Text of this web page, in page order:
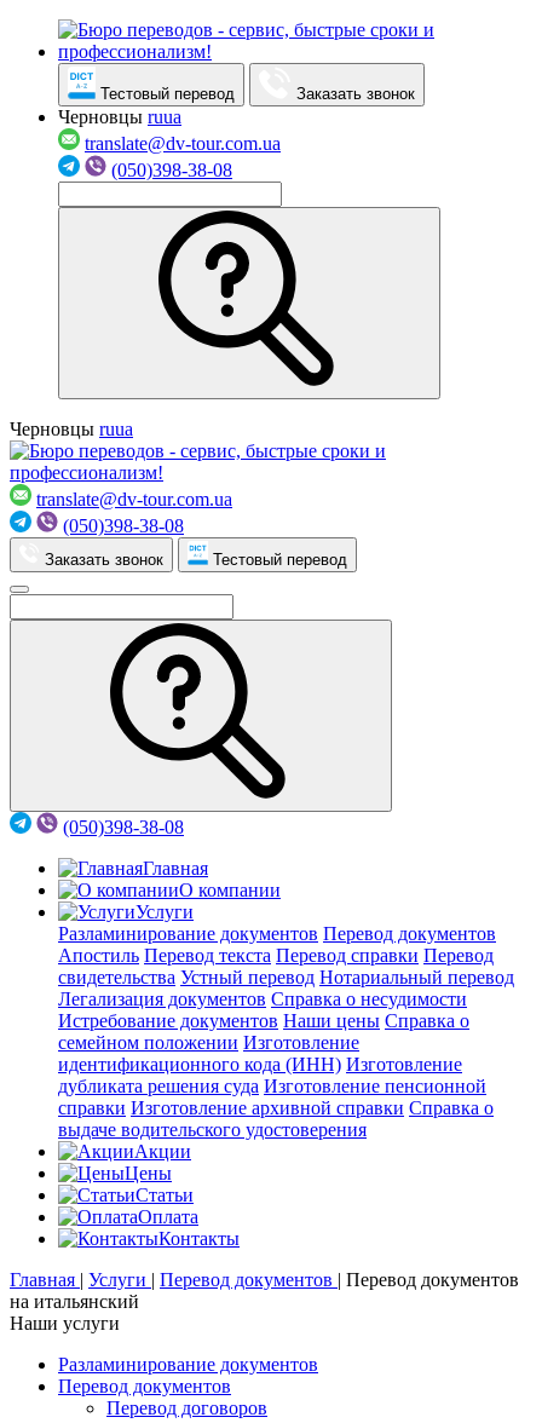
Тестовый перевод Заказать звонок
Черновцы ruua
translate@dv-tour.com.ua
(050)398-38-08
Черновцы ruua
translate@dv-tour.com.ua
(050)398-38-08
Заказать звонок Тестовый перевод
(050)398-38-08
Главная
О компании
Услуги
Разламинирование документов Перевод документов
Апостиль Перевод текста Перевод справки Перевод
свидетельства Устный перевод Нотариальный перевод
Легализация документов Справка о несудимости
Истребование документов Наши цены Справка о
семейном положении Изготовление
идентификационного кода (ИНН) Изготовление
дубликата решения суда Изготовление пенсионной
справки Изготовление архивной справки Справка о
выдаче водительского удостоверения
Акции
Цены
Статьи
Оплата
Контакты
Главная | Услуги | Перевод документов | Перевод документов
на итальянский
Наши услуги
Разламинирование документов
Перевод документов
Перевод договоров